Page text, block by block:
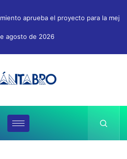
aprueba el proyecto para la
agosto de 2026